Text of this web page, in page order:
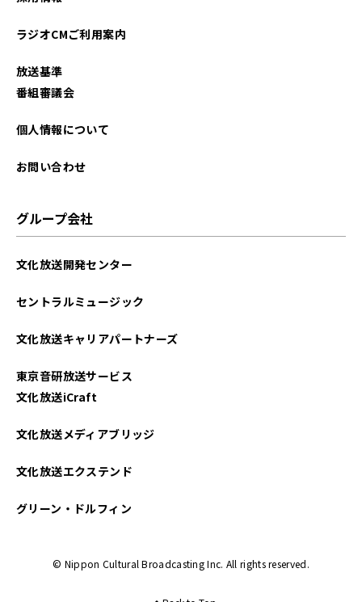
ラジオCMご利用案内
放送基準
番組審議会
個人情報について
お問い合わせ
グループ会社
文化放送開発センター
セントラルミュージック
文化放送キャリアパートナーズ
東京音研放送サービス
文化放送iCraft
文化放送メディアブリッジ
文化放送エクステンド
グリーン・ドルフィン
© Nippon Cultural Broadcasting Inc. All rights reserved.